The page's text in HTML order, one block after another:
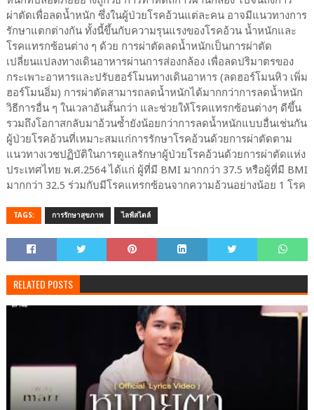
ผ่าตัดเพื่อลดน้ำหนัก ซึ่งในผู้ป่วยโรคอ้วนแต่ละคน อาจมีแนวทางการ
รักษาแตกต่างกัน ทั้งนี้ขึ้นกับความรุนแรงของโรคอ้วน น้ำหนักและ
โรคแทรกซ้อนต่าง ๆ ด้วย การผ่าตัดลดน้ำหนักเป็นการผ่าตัด
เปลี่ยนแปลงทางเดินอาหารผ่านการส่องกล้อง เพื่อลดปริมาตรของ
กระเพาะอาหารและปรับฮอร์โมนทางเดินอาหาร (ลดฮอร์โมนหิว เพิ่ม
ฮอร์โมนอิ่ม) การผ่าตัดสามารถลดน้ำหนักได้มากกว่าการลดน้ำหนัก
วิธีการอื่น ๆ ในเวลาอันสั้นกว่า และช่วยให้โรคแทรกซ้อนต่างๆ ดีขึ้น
รวมถึงโอกาสกลับมาอ้วนซ้ำยังน้อยกว่าการลดน้ำหนักแบบอื่นเช่นกัน
ผู้ป่วยโรคอ้วนที่เหมาะสมแก่การรักษาโรคอ้วนด้วยการผ่าตัดตาม
แนวทางเวชปฏิบัติในการดูแลรักษาผู้ป่วยโรคอ้วนด้วยการผ่าตัดแห่ง
ประเทศไทย พ.ศ.2564 ได้แก่ ผู้ที่มี BMI มากกว่า 37.5 หรือผู้ที่มี BMI
มากกว่า 32.5 ร่วมกับมีโรคแทรกซ้อนจากความอ้วนอย่างน้อย 1 โรค
TAGS: การรักษาสุขภาพ ไลฟ์สไตล์
RELATED POSTS